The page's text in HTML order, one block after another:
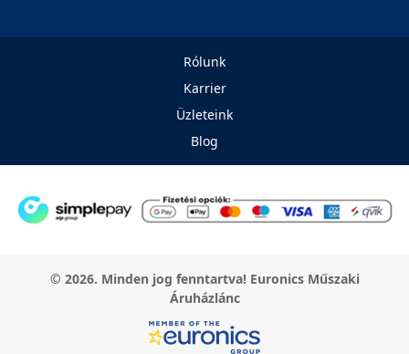
Rólunk
Karrier
Üzleteink
Blog
© 2026. Minden jog fenntartva! Euronics Műszaki
Áruházlánc